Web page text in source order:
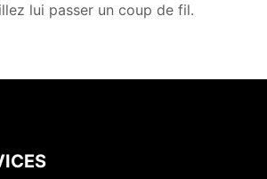
lui passer un coup de fil.